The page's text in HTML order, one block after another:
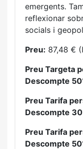
emergents.
reflexionar
socials i
Preu: 87,48 €
Preu Targeta
Descompte
Preu Tarifa
Descompte
Preu Tarifa
Descompte